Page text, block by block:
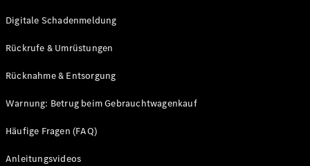
Driving
She's
Golf
Tennis
Laureus
Stiftung
Digitale Schadenmeldung
Rückrufe & Umrüstungen
Rücknahme & Entsorgung
Warnung: Betrug beim Gebrauchtwagenkauf
Häufige Fragen (FAQ)
Anleitungsvideos